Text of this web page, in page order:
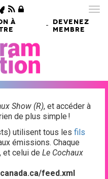
À
- DEVENEZ
MEMBRE
Show (R), et accéder à
de plus simple !
utilisent tous les fils
émissions. Chaque
et celui de Le Cochaux
feed.xml